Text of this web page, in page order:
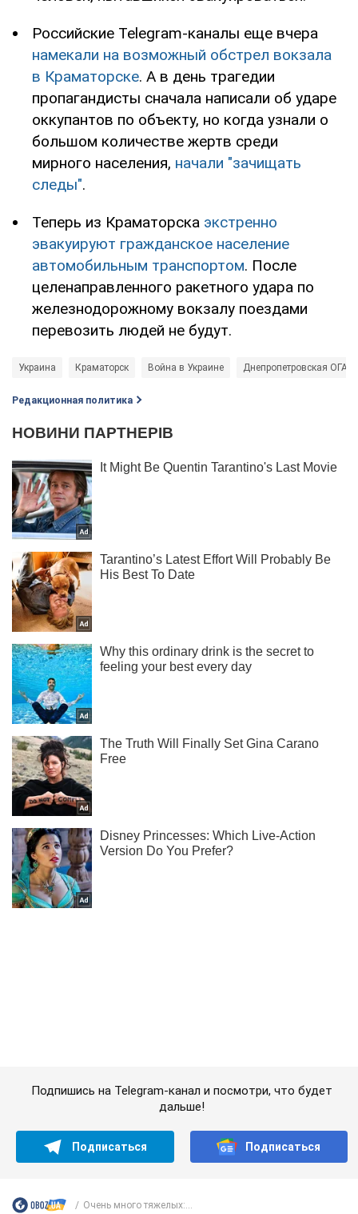
Российские Telegram-каналы еще вчера
намекали на возможный обстрел вокзала
в Краматорске. А в день трагедии
пропагандисты сначала написали об ударе
оккупантов по объекту, но когда узнали о
большом количестве жертв среди
мирного населения, начали "зачищать
следы".
Теперь из Краматорска экстренно
эвакуируют гражданское население
автомобильным транспортом. После
целенаправленного ракетного удара по
железнодорожному вокзалу поездами
перевозить людей не будут.
Украина Краматорск Война в Украине Днепропетровская ОГА
Редакционная политика
Важное